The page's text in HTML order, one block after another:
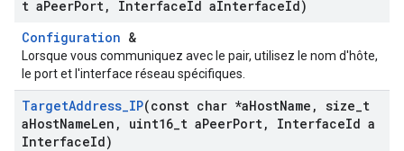
t aPeerPort, InterfaceId aInterfaceId)
Configuration &
Lorsque vous communiquez avec le pair, utilisez le nom d'hôte,
le port et l'interface réseau spécifiques.
TargetAddress_IP(const char *aHostName , size t
aHostNameLen , uint16 t aPeerPort, InterfaceId a
InterfaceId)